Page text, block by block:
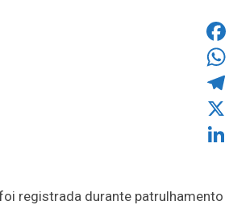
X
registrada durante patrulhamento